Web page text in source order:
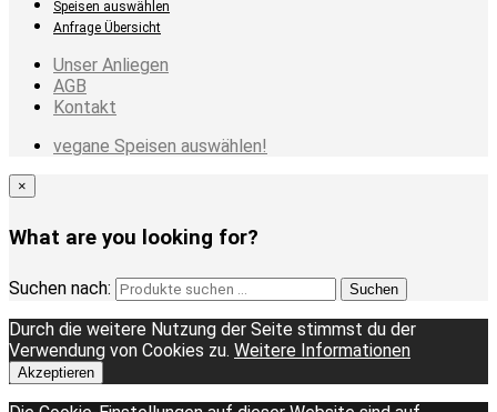
Speisen auswählen
Anfrage Übersicht
Unser Anliegen
AGB
Kontakt
vegane Speisen auswählen!
×
What are you looking for?
Suchen nach: Suchen
Durch die weitere Nutzung der Seite stimmst du der
Verwendung von Cookies zu. Weitere Informationen
Akzeptieren